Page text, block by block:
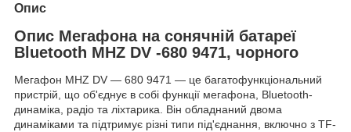
Опис
Опис Мегафона на сонячній батареї
Bluetooth MHZ DV -680 9471, чорного
Мегафон MHZ DV — 680 9471 — це багатофункціональний
пристрій, що об'єднує в собі функції мегафона, Bluetooth-
динаміка, радіо та ліхтарика. Він обладнаний двома
динаміками та підтримує різні типи під'єднання, включно з TF-